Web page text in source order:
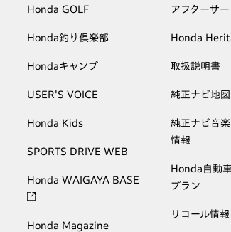
Honda GOLF
Honda釣り倶楽部
Hondaキャンプ
USER'S VOICE
Honda Kids
SPORTS DRIVE WEB
Honda WAIGAYA BASE
Honda Magazine
アフターサー
Honda
取扱説明書
純正ナビ地
純正ナビ音
情報
Honda自動
プラン
リコール情報